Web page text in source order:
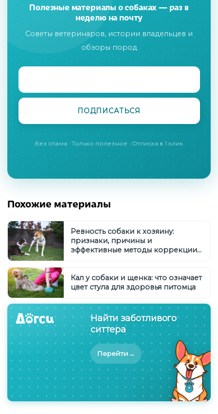
Полезные материалы о собаках — раз в
неделю на почту
Советы ветеринаров, истории владельцев и
обзоры пород
Без спама · Только полезное · Отписка в 1 клик
Похожие материалы
Ревность собаки к хозяину:
признаки, причины и
эффективные методы коррекции
Кал у собаки и щенка: что означает
цвет стула для здоровья питомца
Найти заботливого
ситтера
Перейти→